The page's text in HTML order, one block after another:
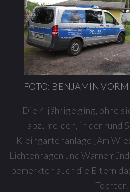
FOTO: BENJAMIN
Die 4-jährige ging, ohne
abzumelden, in der rund
Kleingartenanlage „Am
Lichtenhagen und
bemerkten auch die Eltern
Tochter.